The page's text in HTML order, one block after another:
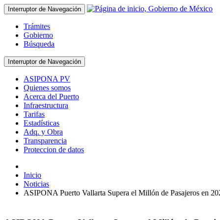
Interruptor de Navegación
Trámites
Gobierno
Búsqueda
Interruptor de Navegación
ASIPONA PV
Quienes somos
Acerca del Puerto
Infraestructura
Tarifas
Estadísticas
Adq. y Obra
Transparencia
Proteccion de datos
Inicio
Noticias
ASIPONA Puerto Vallarta Supera el Millón de Pasajeros en